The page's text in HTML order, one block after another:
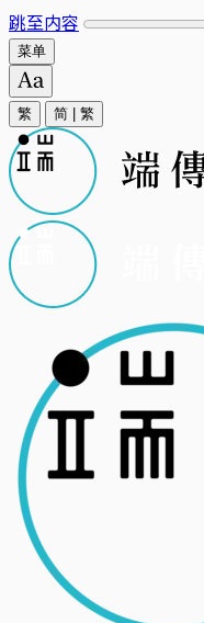
跳至内容
菜单
繁 简 繁